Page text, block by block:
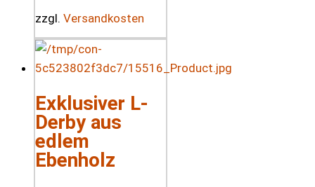
zzgl. Versandkosten
Exklusiver L-
Derby aus
edlem
Ebenholz